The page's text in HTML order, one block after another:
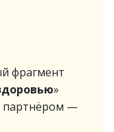
фрагмент
»
партнёром —